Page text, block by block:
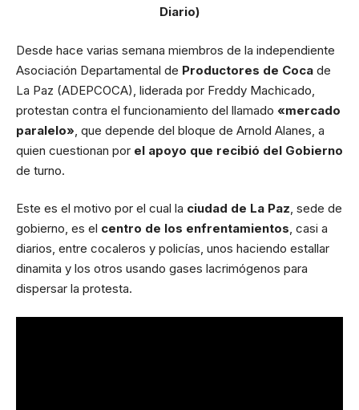
Diario)
Desde hace varias semana miembros de la independiente
Asociación Departamental de Productores de Coca de
La Paz (ADEPCOCA), liderada por Freddy Machicado,
protestan contra el funcionamiento del llamado «mercado
paralelo» , que depende del bloque de Arnold Alanes, a
quien cuestionan por el apoyo que recibió del Gobierno
de turno.
Este es el motivo por el cual la ciudad de La Paz, sede de
gobierno, es el centro de los enfrentamientos, casi a
diarios, entre cocaleros y policías, unos haciendo estallar
dinamita y los otros usando gases lacrimógenos para
dispersar la protesta.